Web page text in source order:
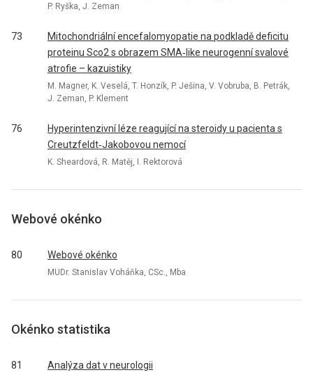
P. Ryška, J. Zeman
73
Mitochondriální encefalomyopatie na podkladě deficitu
proteinu Sco2 s obrazem SMA‑like neurogenní svalové
atrofie – kazuistiky
M. Magner, K. Veselá, T. Honzík, P. Ješina, V. Vobruba, B. Petrák,
J. Zeman, P. Klement
76
Hyperintenzivní léze reagující na steroidy u pacienta s
Creutzfeldt‑Jakobovou nemocí
K. Sheardová, R. Matěj, I. Rektorová
Webové okénko
80 Webové okénko
MUDr. Stanislav Voháňka, CSc., Mba
Okénko statistika
81
Analýza dat v neurologii